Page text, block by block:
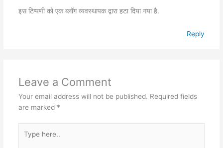
इस टिप्पणी को एक ब्लॉग व्यवस्थापक द्वारा हटा दिया गया है.
Reply
Leave a Comment
Your email address will not be published. Required fields
are marked *
here..